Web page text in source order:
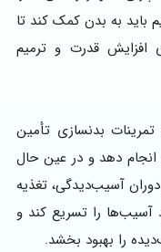
باید به بدن کمک کند تا
افزایش قدرت و ترمیم
تمرینات بدنسازی تأمین
انجام دهد و در عین حال
آسیب‌دیدگی، تغذیه
آسیب‌ها را تسریع کند و
را بهبود بخشد.